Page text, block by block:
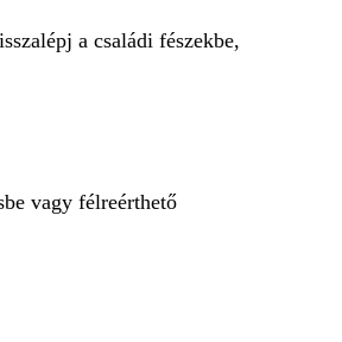
a családi fészekbe,
vagy félreérthető